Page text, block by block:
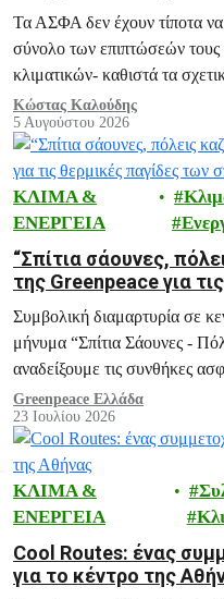
Τα ΑΣΦΑ δεν έχουν τίποτα
σύνολο των επιπτώσεών τους
κλιματικών- καθιστά τα
μέλλον της Ελλάδας.
Κώστας Καλούδης
5 Αυγούστου 2026
ΚΛΙΜΑ &
ΕΝΕΡΓΕΙΑ
“Σπίτια σάουνες,
της Greenpeace για
σπιτιών και των
Συμβολική διαμαρτυρία σε
μήνυμα “Σπίτια Σάουνες -
αναδείξουμε τις συνθήκες
εκατομμύρια πολίτες κάθε
καύσωνα, μέσα στα ίδια τους
Greenpeace Ελλάδα
23 Ιουλίου 2026
ΚΛΙΜΑ &
ΕΝΕΡΓΕΙΑ
Cool Routes: ένας
για το κέντρο της